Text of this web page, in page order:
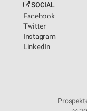
SOCIAL
Facebook
Twitter
Instagram
LinkedIn